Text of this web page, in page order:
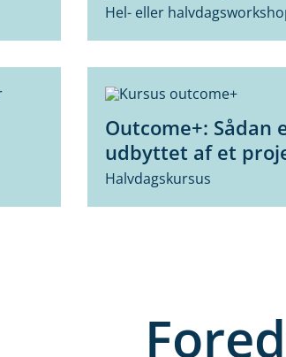
Hel- eller
Outcome+: Sådan
udbyttet af et
Halvdagskursus